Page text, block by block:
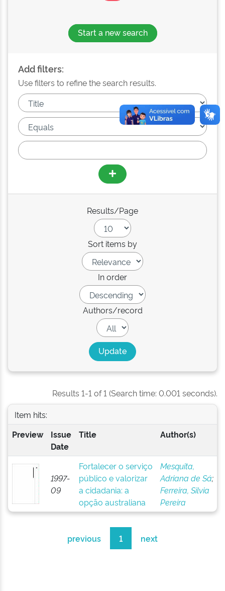
Start a new search
Add filters:
Use filters to refine the search results.
Results/Page
Sort items by
In order
Authors/record
Results 1-1 of 1 (Search time: 0.001 seconds).
Item hits:
Preview
Issue
Date
Title Author(s)
1997-
09
Fortalecer o serviço
público e valorizar
a cidadania: a
opção australiana
Mesquita,
Adriana de Sá;
Ferreira, Silvia
Pereira
previous 1 next